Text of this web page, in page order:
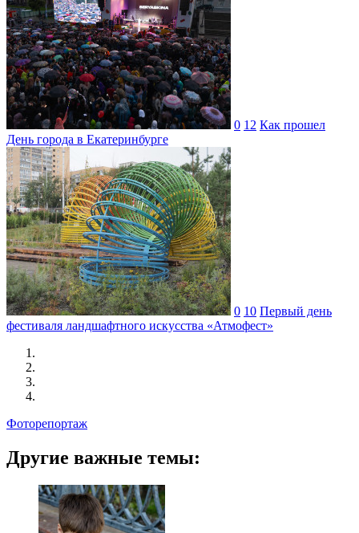
0 12 Как прошел
День города в Екатеринбурге
0 10 Первый день
фестиваля ландшафтного искусства «Атмофест»
Фоторепортаж
Другие важные темы: